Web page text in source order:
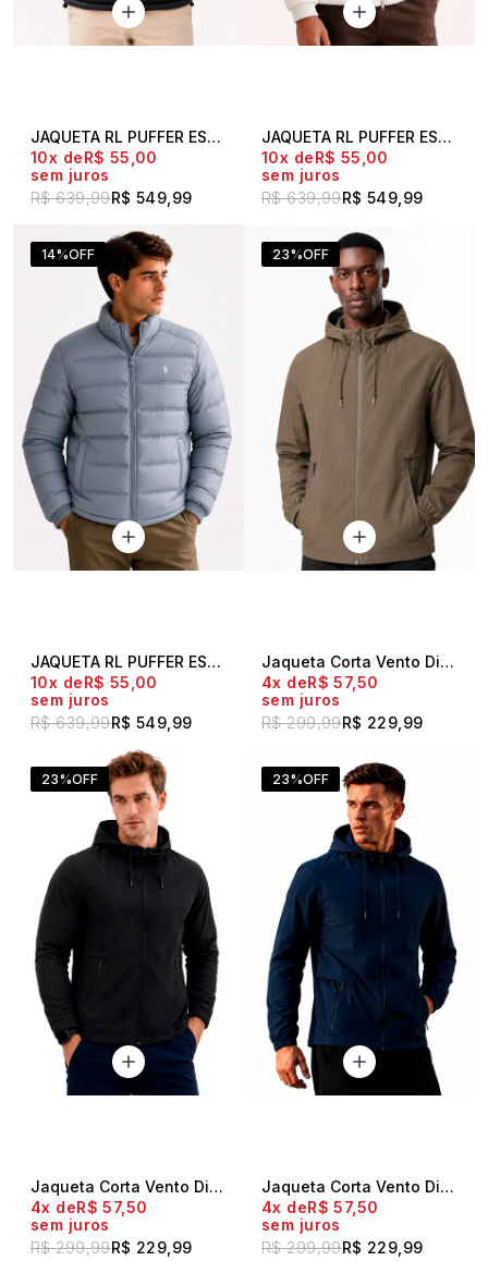
JAQUETA RL PUFFER ESSENTIAL PRETA
R$ 639,99R$ 549,99
10x
R$ 55,00
sem juros
JAQUETA RL PUFFER ESSENTIAL OFF WHITE
R$ 639,99R$ 549,99
10x
R$ 55,00
sem juros
14%OFF
JAQUETA RL PUFFER ESSENTIAL CINZA
R$ 639,99R$ 549,99
10x
R$ 55,00
sem juros
23%OFF
Jaqueta Corta Vento Diskay Flow Marrom
R$ 299,99R$ 229,99
4x
R$ 57,50
sem juros
23%OFF
Jaqueta Corta Vento Diskay Flow Preto
R$ 299,99R$ 229,99
4x
R$ 57,50
sem juros
23%OFF
Jaqueta Corta Vento Diskay Flow Marinho
R$ 299,99R$ 229,99
4x
R$ 57,50
sem juros